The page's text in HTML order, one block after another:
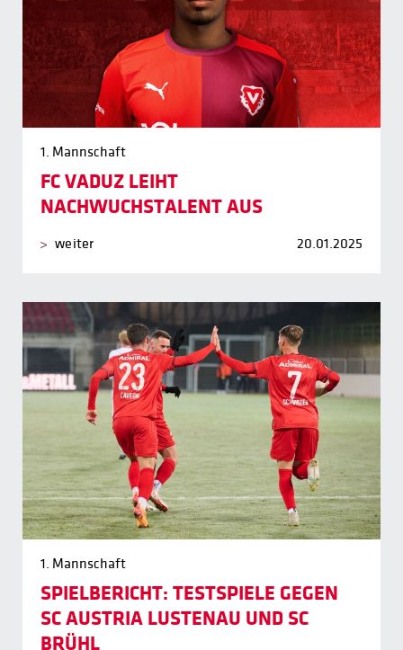
1. Mannschaft
FC VADUZ LEIHT
NACHWUCHSTALENT AUS
weiter 20.01.2025
1. Mannschaft
SPIELBERICHT: TESTSPIELE GEGEN
SC AUSTRIA LUSTENAU UND SC
BRÜHL